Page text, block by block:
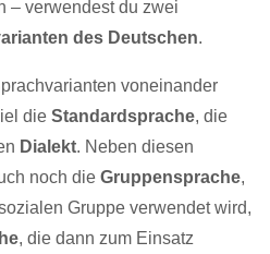
– verwendest du zwei
des Deutschen.
voneinander
die Standardsprache, die
Dialekt. Neben diesen
noch die Gruppensprache,
Gruppe verwendet wird,
, die dann zum Einsatz